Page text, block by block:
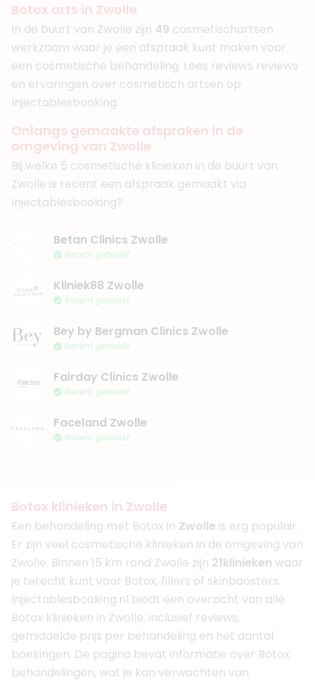
Botox arts in Zwolle
In de buurt van Zwolle zijn 49 cosmetischartsen
werkzaam waar je een afspraak kunt maken voor
een cosmetische behandeling. Lees reviews reviews
en ervaringen over cosmetisch artsen op
Injectablesbooking.
Onlangs gemaakte afspraken in de
omgeving van Zwolle
Bij welke 5 cosmetische klinieken in de buurt van
Zwolle is recent een afspraak gemaakt via
Injectablesbooking?
Betan Clinics Zwolle
Recent geboekt
Kliniek88 Zwolle
Recent geboekt
Bey by Bergman Clinics Zwolle
Recent geboekt
Fairday Clinics Zwolle
Recent geboekt
Faceland Zwolle
Recent geboekt
Botox klinieken in Zwolle
Een behandeling met Botox in Zwolle is erg populair.
Er zijn veel cosmetische klinieken in de omgeving van
Zwolle. Binnen 15 km rond Zwolle zijn 21klinieken waar
je terecht kunt voor Botox, fillers of skinboosters.
Injectablesbooking.nl biedt een overzicht van alle
Botox klinieken in Zwolle, inclusief reviews,
gemiddelde prijs per behandeling en het aantal
boekingen. De pagina bevat informatie over Botox
behandelingen, wat je kan verwachten van